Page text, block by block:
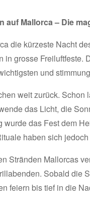
auf Mallorca – Die
die kürzeste Nacht
in grosse Freiluftfeste.
und
weit zurück.
das Licht, die
wurde das Fest dem
haben sich
Stränden Mallorcas
Sobald die
feiern bis tief in die